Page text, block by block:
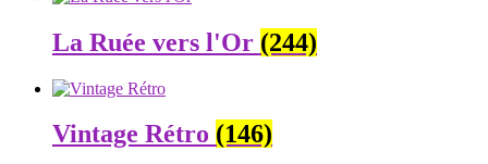
La Ruée vers l'Or (244)
Vintage Rétro (146)